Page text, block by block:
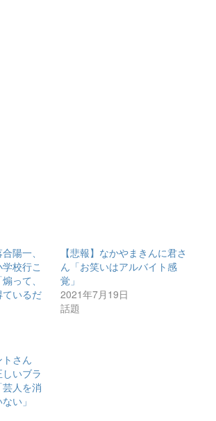
陽一、
校行こ
って、
いるだ
【悲報】なかやまきんに君さ
ん「お笑いはアルバイト感
覚」
2021年7月19日
話題
トさん
しいブラ
人を消
い」